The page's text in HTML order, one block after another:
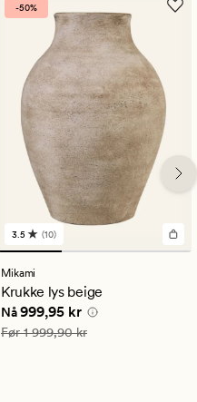
-50%
10
anmeldelser
med
en
gjennomsnittlig
vurdering
på
3.5
3.5 (10)
Mikami
Krukke lys beige
Nåværende pris
Nå999,95 kr
Vanlig pris 1 999,90 kr
Før1 999,90 kr